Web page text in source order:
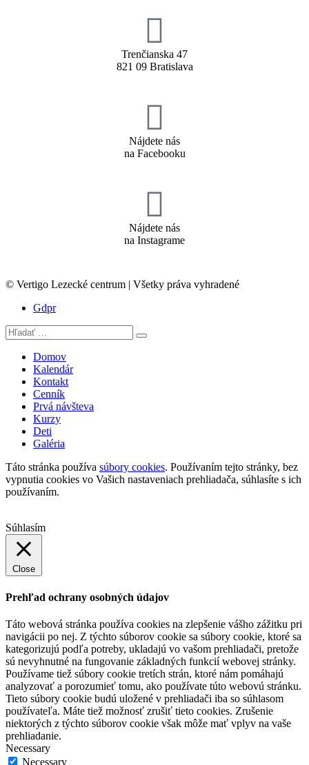
Trenčianska 47
821 09 Bratislava
Nájdete nás
na Facebooku
Nájdete nás
na Instagrame
© Vertigo Lezecké centrum | Všetky práva vyhradené
Gdpr
Domov
Kalendár
Kontakt
Cenník
Prvá návšteva
Kurzy
Deti
Galéria
Táto stránka používa súbory cookies. Používaním tejto stránky, bez
vypnutia cookies vo Vašich nastaveniach prehliadača, súhlasíte s ich
používaním.
Súhlasím
Close
Prehľad ochrany osobných údajov
Táto webová stránka používa cookies na zlepšenie vášho zážitku pri
navigácii po nej. Z týchto súborov cookie sa súbory cookie, ktoré sa
kategorizujú podľa potreby, ukladajú vo vašom prehliadači, pretože
sú nevyhnutné na fungovanie základných funkcií webovej stránky.
Používame tiež súbory cookie tretích strán, ktoré nám pomáhajú
analyzovať a porozumieť tomu, ako používate túto webovú stránku.
Tieto súbory cookie budú uložené v prehliadači iba so súhlasom
používateľa. Máte tiež možnosť zrušiť tieto cookies. Zrušenie
niektorých z týchto súborov cookie však môže mať vplyv na vaše
prehliadanie.
Necessary
Necessary